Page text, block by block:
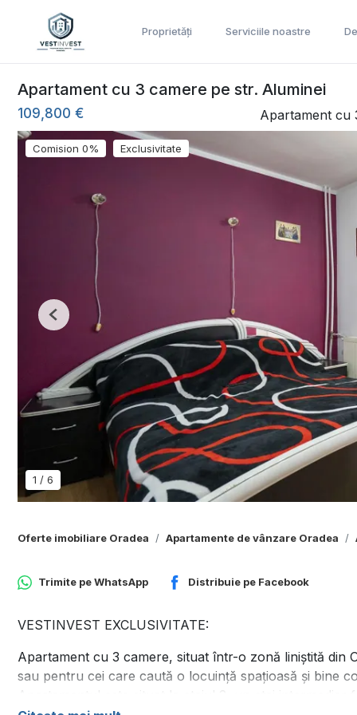
Proprietăți Serviciile noastre
Apartament cu 3 camere pe str. Aluminei
109,800 € Apartament cu
Comision 0% Exclusivitate
1 / 6
Previous
Oferte imobiliare Oradea Apartamente de vânzare Oradea
Trimite peWhatsApp Distribuie pe Facebook
VESTINVEST EXCLUSIVITATE:
Apartament cu 3 camere, situat într-o zonă liniștită din
sau pentru cei care caută o locuință spațioasă și bine